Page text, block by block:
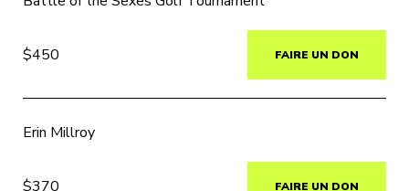
$450 FAIRE UN DON
Erin Millroy
$370 FAIRE UN DON